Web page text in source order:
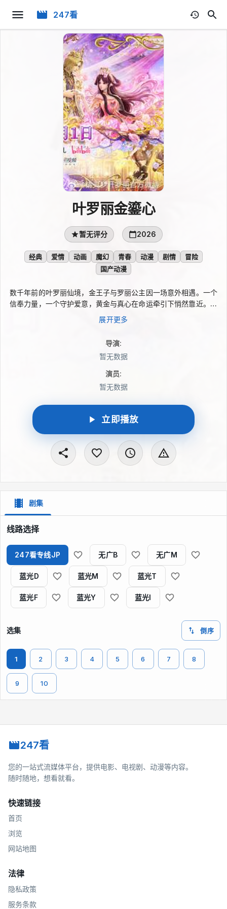
247看
叶罗丽金鎏心
暂无评分 2026
经典 爱情 动画 魔幻 青春 动漫 剧情
冒险
国产动漫
数千年前的叶罗丽仙境，金王子与罗丽公主因一场意外相遇。一个
信奉力量，一个守护爱意，黄金与真心在命运牵引下悄然靠近。然
而，曼多拉的贪欲与阴谋步步紧逼，黄金、权欲与爱意交织成无法
逃避的宿命。王族将倾，风暴将至，这场始于心动的相遇，终将成
展开更多
导演:
暂无数据
演员:
暂无数据
立即播放
剧集
线路选择
247看专线JP 无广B 无广M
蓝光D 蓝光M 蓝光T
蓝光F 蓝光Y 蓝光I
选集 倒序
1 2 3 4 5 6 7 8
9 10
247看
您的一站式流媒体平台，提供电影、电视剧、动漫等内容。
随时随地，想看就看。
快速链接
首页
浏览
网站地图
法律
隐私政策
服务条款